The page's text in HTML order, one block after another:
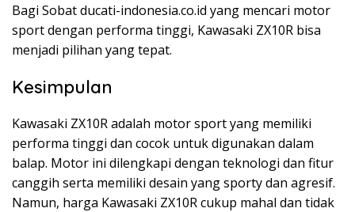
Bagi Sobat ducati-indonesia.co.id yang mencari motor
sport dengan performa tinggi, Kawasaki ZX10R bisa
menjadi pilihan yang tepat.
Kesimpulan
Kawasaki ZX10R adalah motor sport yang memiliki
performa tinggi dan cocok untuk digunakan dalam
balap. Motor ini dilengkapi dengan teknologi dan fitur
canggih serta memiliki desain yang sporty dan agresif.
Namun, harga Kawasaki ZX10R cukup mahal dan tidak